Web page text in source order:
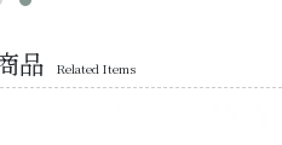
品 Related Items